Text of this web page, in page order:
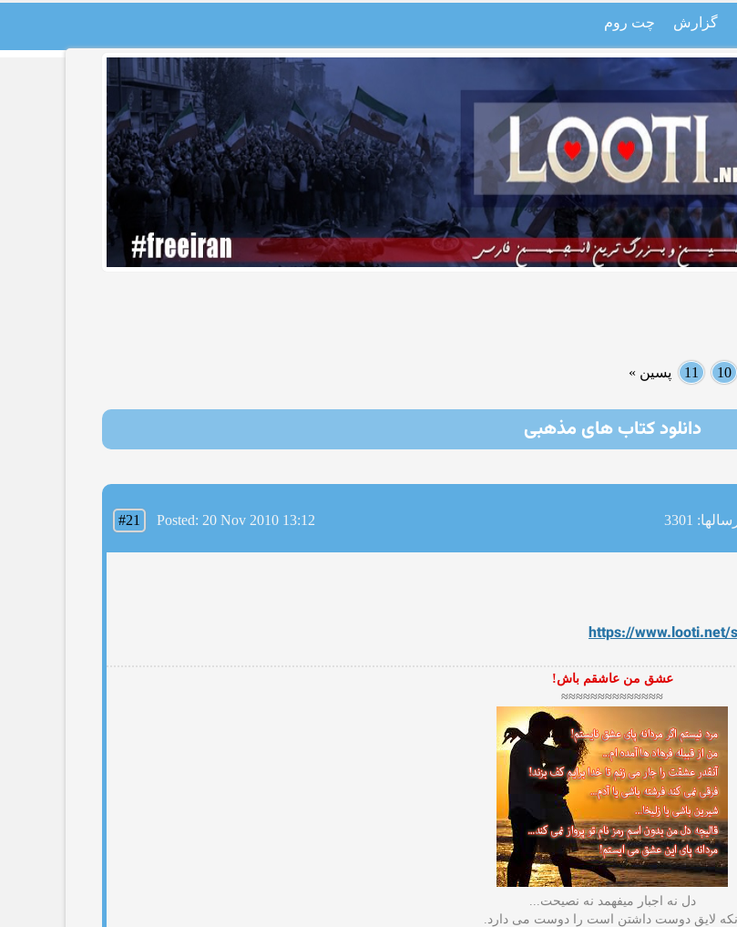
گزارش چت روم
10
11 پسین »
دانلود کتاب های مذهبی
3301
#21 Posted: 20 Nov 2010 13:12
https://
عشق من عاشقم باش!
≈≈≈≈≈≈≈≈≈≈≈≈≈≈
دل نه اجبار میفهمد نه نصیحت...
آنکه لایق دوست داشتن است را دوست می دارد.